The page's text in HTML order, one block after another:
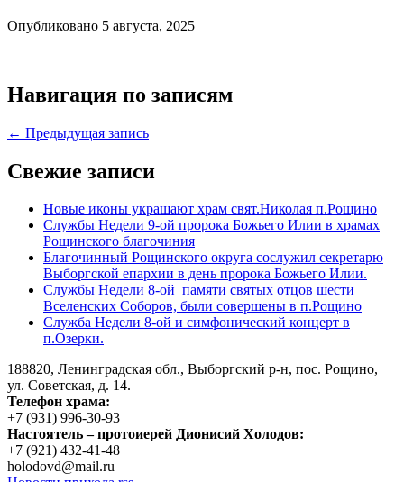
Опубликовано 5 августа, 2025
Навигация по записям
← Предыдущая запись
Свежие записи
Новые иконы украшают храм свят.Николая п.Рощино
Службы Недели 9-ой пророка Божьего Илии в храмах
Рощинского благочиния
Благочинный Рощинского округа сослужил секретарю
Выборгской епархии в день пророка Божьего Илии.
Службы Недели 8-ой памяти святых отцов шести
Вселенских Соборов, были совершены в п.Рощино
Служба Недели 8-ой и симфонический концерт в
п.Озерки.
188820, Ленинградская обл., Выборгский р-н, пос. Рощино,
ул. Советская, д. 14.
Телефон храма:
+7 (931) 996-30-93
Настоятель – протоиерей Дионисий Холодов:
+7 (921) 432-41-48
holodovd@mail.ru